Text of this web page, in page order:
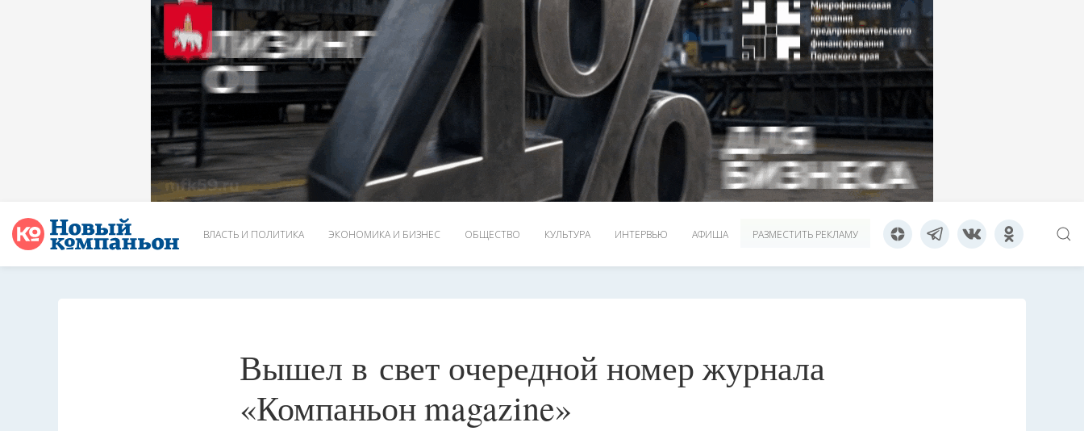
ВЛАСТЬ И ПОЛИТИКА ЭКОНОМИКА И БИЗНЕС ОБЩЕСТВО КУЛЬТУРА ИНТЕРВЬЮ АФИША РАЗМЕСТИТЬ РЕКЛАМУ
Вышел в свет очередной номер журнала
«Компаньон magazine»